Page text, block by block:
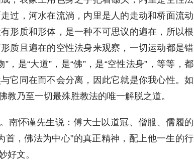
过，河水在流淌，内里是人的走动和桥面流动
形质和形体，是一种不可思议的遍在，所以根
质且遍在的空性法身来观察，一切运动都是错
是“大道”，是“佛”，是“空性法身”，等等，都
它同在而不会分离，因此它就是你我心性。如
乃至一切最殊胜教法的唯一解脱之道。
南怀谨先生说：傅大士以道冠、僧服、儒履的
，佛法为中心”的真正精神，配上他一生的行
好文。